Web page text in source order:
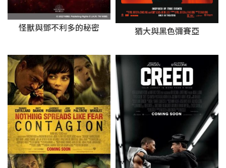
怪獸與鄧不利多的秘密 猶大與黑色彌賽亞